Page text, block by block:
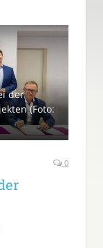
der
(Foto:
0